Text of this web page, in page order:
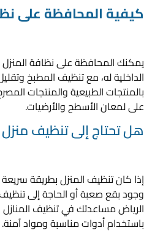
كيفية المحافظة على
يمكنك المحافظة على نظافة المنزل
الداخلية له، مع تنظيف المطبخ
بالمنتجات الطبيعية والمنتجات
على لمعان الأسطح والأرضيات.
هل تحتاج إلى تنظيف
إذا كان تنظيف المنزل بطريقة
وجود بقع صعبة أو الحاجة إلى
الرياض مساعدتك في تنظيف
باستخدام أدوات مناسبة ومواد آمنة.